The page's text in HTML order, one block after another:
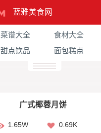
蓝雅美食网
菜谱大全 食材大全
甜点饮品 面包糕点
广式椰蓉月饼
1.65W 0.69K